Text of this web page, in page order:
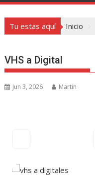
Tu estas aquí Inicio
VHS a Digital
Jun 3, 2026 Martin